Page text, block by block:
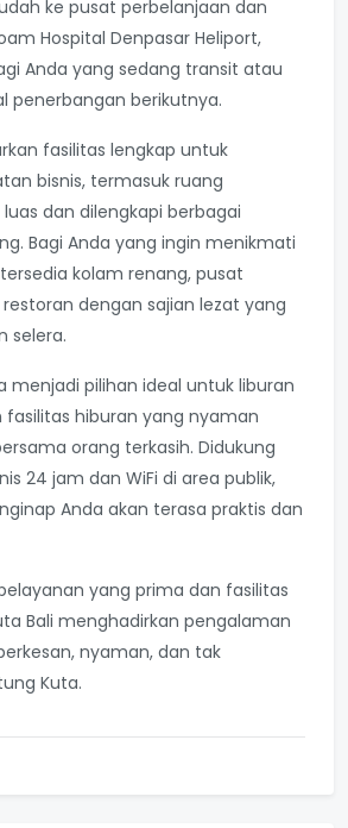
ke pusat perbelanjaan dan
Hospital Denpasar Heliport,
Anda yang sedang transit atau
penerbangan berikutnya.
fasilitas lengkap untuk
bisnis, termasuk ruang
dan dilengkapi berbagai
Bagi Anda yang ingin menikmati
kolam renang, pusat
dengan sajian lezat yang
selera.
menjadi pilihan ideal untuk liburan
fasilitas hiburan yang nyaman
orang terkasih. Didukung
24 jam dan WiFi di area publik,
Anda akan terasa praktis dan
yang prima dan fasilitas
Bali menghadirkan pengalaman
nyaman, dan tak
Kuta.